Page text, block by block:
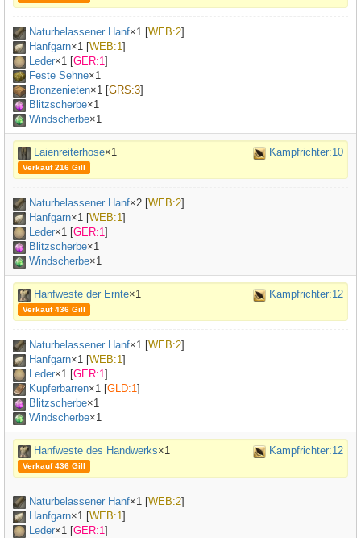
Naturbelassener Hanf×1 [WEB:2]
Hanfgarn×1 [WEB:1]
Leder×1 [GER:1]
Feste Sehne×1
Bronzenieten×1 [GRS:3]
Blitzscherbe×1
Windscherbe×1
Laienreiterhose×1 Kampfrichter:10
Verkauf 216 Gill
Naturbelassener Hanf×2 [WEB:2]
Hanfgarn×1 [WEB:1]
Leder×1 [GER:1]
Blitzscherbe×1
Windscherbe×1
Hanfweste der Ernte×1 Kampfrichter:12
Verkauf 436 Gill
Naturbelassener Hanf×1 [WEB:2]
Hanfgarn×1 [WEB:1]
Leder×1 [GER:1]
Kupferbarren×1 [GLD:1]
Blitzscherbe×1
Windscherbe×1
Hanfweste des Handwerks×1 Kampfrichter:12
Verkauf 436 Gill
Naturbelassener Hanf×1 [WEB:2]
Hanfgarn×1 [WEB:1]
Leder×1 [GER:1]